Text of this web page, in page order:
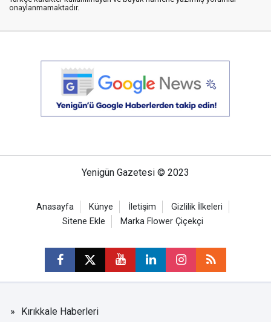
onaylanmamaktadır.
Yenigün Gazetesi © 2023
Anasayfa Künye İletişim
Gizlilik İlkeleri
Sitene Ekle
Marka Flower Çiçekçi
Kırıkkale Haberleri